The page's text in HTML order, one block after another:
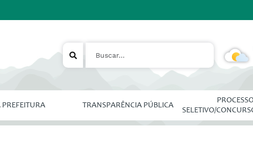
PREFEITURA TRANSPARÊNCIA PÚBLICA
SELETIVO/